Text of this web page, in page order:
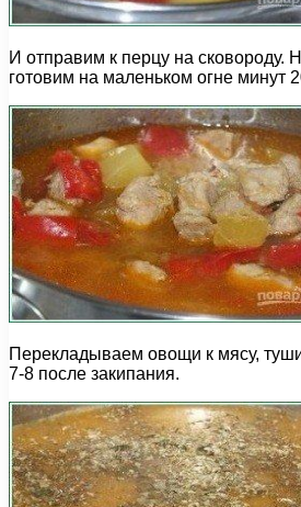
И отправим к перцу на сковороду.
готовим на маленьком огне минут
Перекладываем овощи к мясу,
7-8 после закипания.